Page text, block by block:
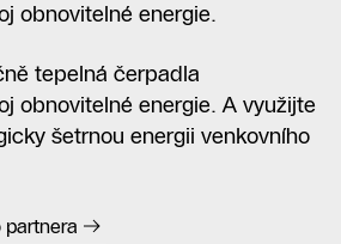
obnovitelné energie.
tepelná čerpadla
obnovitelné energie. A využijte
šetrnou energii venkovního